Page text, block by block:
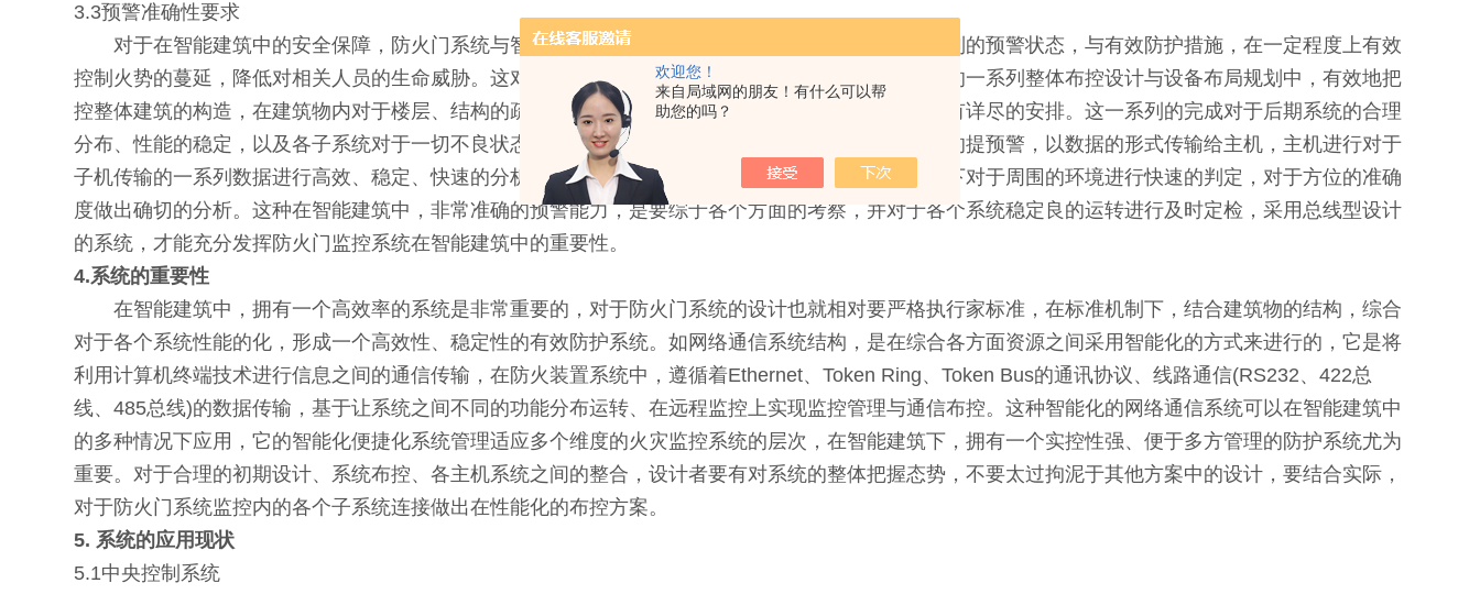
欢迎您！
来自局域网的朋友！有什么可以帮
助您的吗？
3.3预警准确性要求
对于在智能建筑中的安全保障，防火门系统与智能系统的相关结合，能够在危机状态下启动一系列的预警状态，与有效防护措施，在一定程度上有效
控制火势的蔓延，降低对相关人员的生命威胁。这对于防火系统的准确警报有很高的要求。在防火门的一系列整体布控设计与设备布局规划中，有效地把
控整体建筑的构造，在建筑物内对于楼层、结构的疏密度分析，该放置于哪个方位，设备朝向等都应有详尽的安排。这一系列的完成对于后期系统的合理
分布、性能的稳定，以及各子系统对于一切不良状态下的各方位检测有着重要的意义。各个系统进行的提预警，以数据的形式传输给主机，主机进行对于
子机传输的一系列数据进行高效、稳定、快速的分析，对于预警的准确性有着准确把握，能够在机制下对于周围的环境进行快速的判定，对于方位的准确
度做出确切的分析。这种在智能建筑中，非常准确的预警能力，是要综于各个方面的考察，并对于各个系统稳定良的运转进行及时定检，采用总线型设计
的系统，才能充分发挥防火门监控系统在智能建筑中的重要性。
4.系统的重要性
在智能建筑中，拥有一个高效率的系统是非常重要的，对于防火门系统的设计也就相对要严格执行家标准，在标准机制下，结合建筑物的结构，综合
对于各个系统性能的化，形成一个高效性、稳定性的有效防护系统。如网络通信系统结构，是在综合各方面资源之间采用智能化的方式来进行的，它是将
利用计算机终端技术进行信息之间的通信传输，在防火装置系统中，遵循着Ethernet、Token Ring、Token Bus的通讯协议、线路通信(RS232、422总
线、485总线)的数据传输，基于让系统之间不同的功能分布运转、在远程监控上实现监控管理与通信布控。这种智能化的网络通信系统可以在智能建筑中
的多种情况下应用，它的智能化便捷化系统管理适应多个维度的火灾监控系统的层次，在智能建筑下，拥有一个实控性强、便于多方管理的防护系统尤为
重要。对于合理的初期设计、系统布控、各主机系统之间的整合，设计者要有对系统的整体把握态势，不要太过拘泥于其他方案中的设计，要结合实际，
对于防火门系统监控内的各个子系统连接做出在性能化的布控方案。
5. 系统的应用现状
5.1中央控制系统